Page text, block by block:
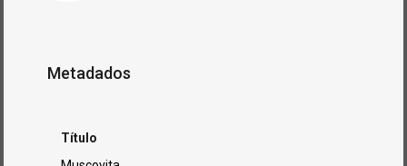
Metadados
Título